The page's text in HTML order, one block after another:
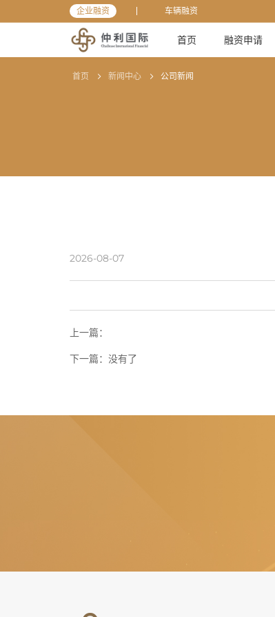
企业融资 车辆融资
首页 融资申请
首页 新闻中心 公司新闻
2026-08-07
上一篇：
下一篇： 没有了